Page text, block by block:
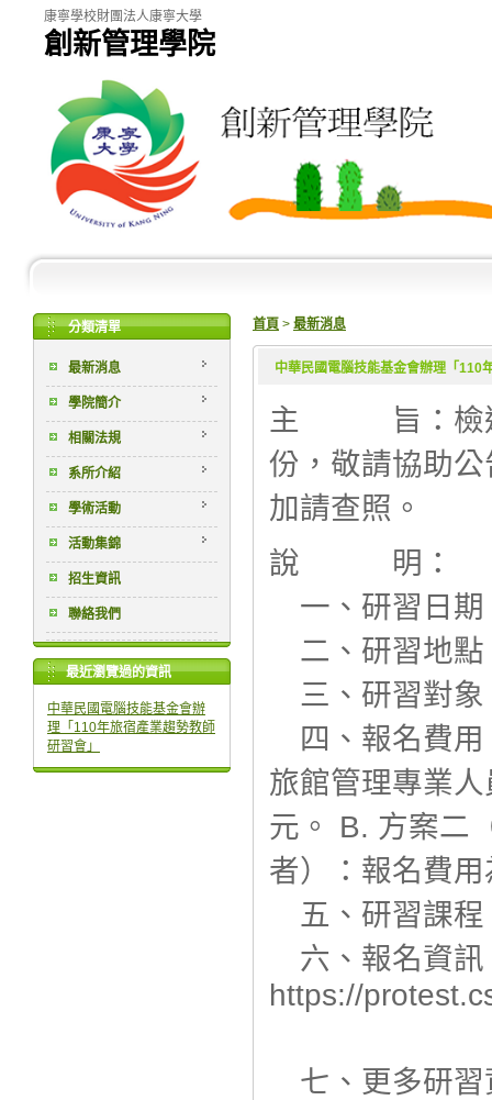
創新管理學院
康寧學校財團法人康寧大學
分類清單
最新消息
學院簡介
相關法規
系所介紹
學術活動
活動集錦
招生資訊
聯絡我們
最近瀏覽過的資訊
中華民國電腦技能基金會辦
理「110年旅宿產業趨勢教師
研習會」
首頁 > 最新消息
中華民國電腦技能基金會辦理「110
主 旨：檢
份，敬請協助
加請查照。
說 明：
一、研習日期
二、研習地點
三、研習對象
四、報名費用
旅館管理專業人
元。
B. 方案二
者）：報名費
五、研習課程
六、報名資
https://
七、更多研習